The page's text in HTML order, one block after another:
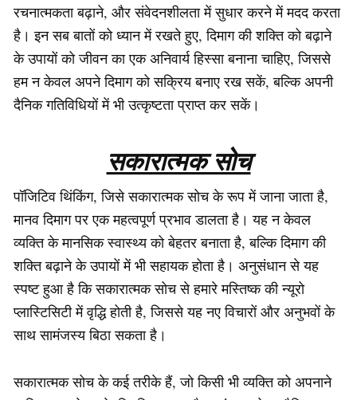
रचनात्मकता बढ़ाने, और संवेदनशीलता में सुधार करने में मदद करता
है। इन सब बातों को ध्यान में रखते हुए, दिमाग की शक्ति को बढ़ाने
के उपायों को जीवन का एक अनिवार्य हिस्सा बनाना चाहिए, जिससे
हम न केवल अपने दिमाग को सक्रिय बनाए रख सकें, बल्कि अपनी
दैनिक गतिविधियों में भी उत्कृष्टता प्राप्त कर सकें।
सकारात्मक सोच
पॉजिटिव थिंकिंग, जिसे सकारात्मक सोच के रूप में जाना जाता है,
मानव दिमाग पर एक महत्वपूर्ण प्रभाव डालता है। यह न केवल
व्यक्ति के मानसिक स्वास्थ्य को बेहतर बनाता है, बल्कि दिमाग की
शक्ति बढ़ाने के उपायों में भी सहायक होता है। अनुसंधान से यह
स्पष्ट हुआ है कि सकारात्मक सोच से हमारे मस्तिष्क की न्यूरो
प्लास्टिसिटी में वृद्धि होती है, जिससे यह नए विचारों और अनुभवों के
साथ सामंजस्य बिठा सकता है।
सकारात्मक सोच के कई तरीके हैं, जो किसी भी व्यक्ति को अपनाने